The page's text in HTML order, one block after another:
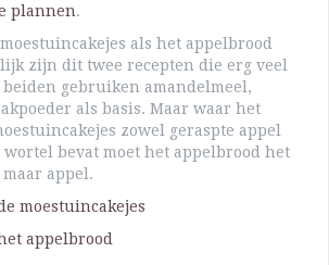
plannen.
als het appelbrood
zijn dit twee recepten die erg veel
gebruiken amandelmeel,
als basis. Maar waar het
zowel geraspte appel
wortel bevat moet het appelbrood het
appel.
moestuincakejes
appelbrood